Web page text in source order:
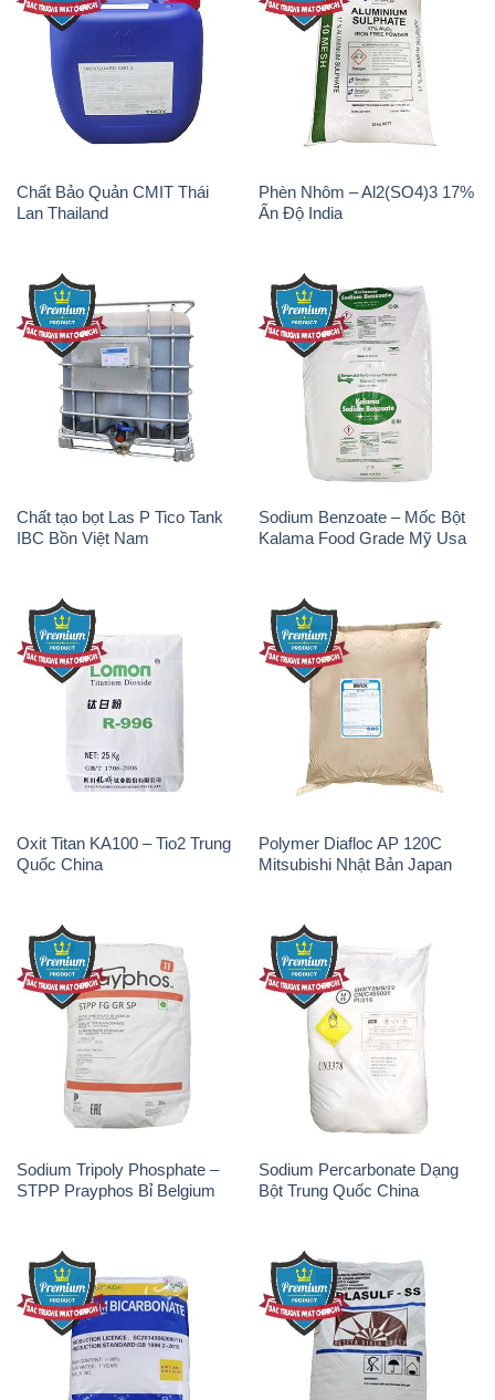
Chất Bảo Quản CMIT Thái
Lan Thailand
Phèn Nhôm – Al2(SO4)3 17%
Ấn Độ India
Chất tạo bọt Las P Tico Tank
IBC Bồn Việt Nam
Sodium Benzoate – Mốc Bột
Kalama Food Grade Mỹ Usa
Oxit Titan KA100 – Tio2 Trung
Quốc China
Polymer Diafloc AP 120C
Mitsubishi Nhật Bản Japan
Sodium Tripoly Phosphate –
STPP Prayphos Bỉ Belgium
Sodium Percarbonate Dạng
Bột Trung Quốc China